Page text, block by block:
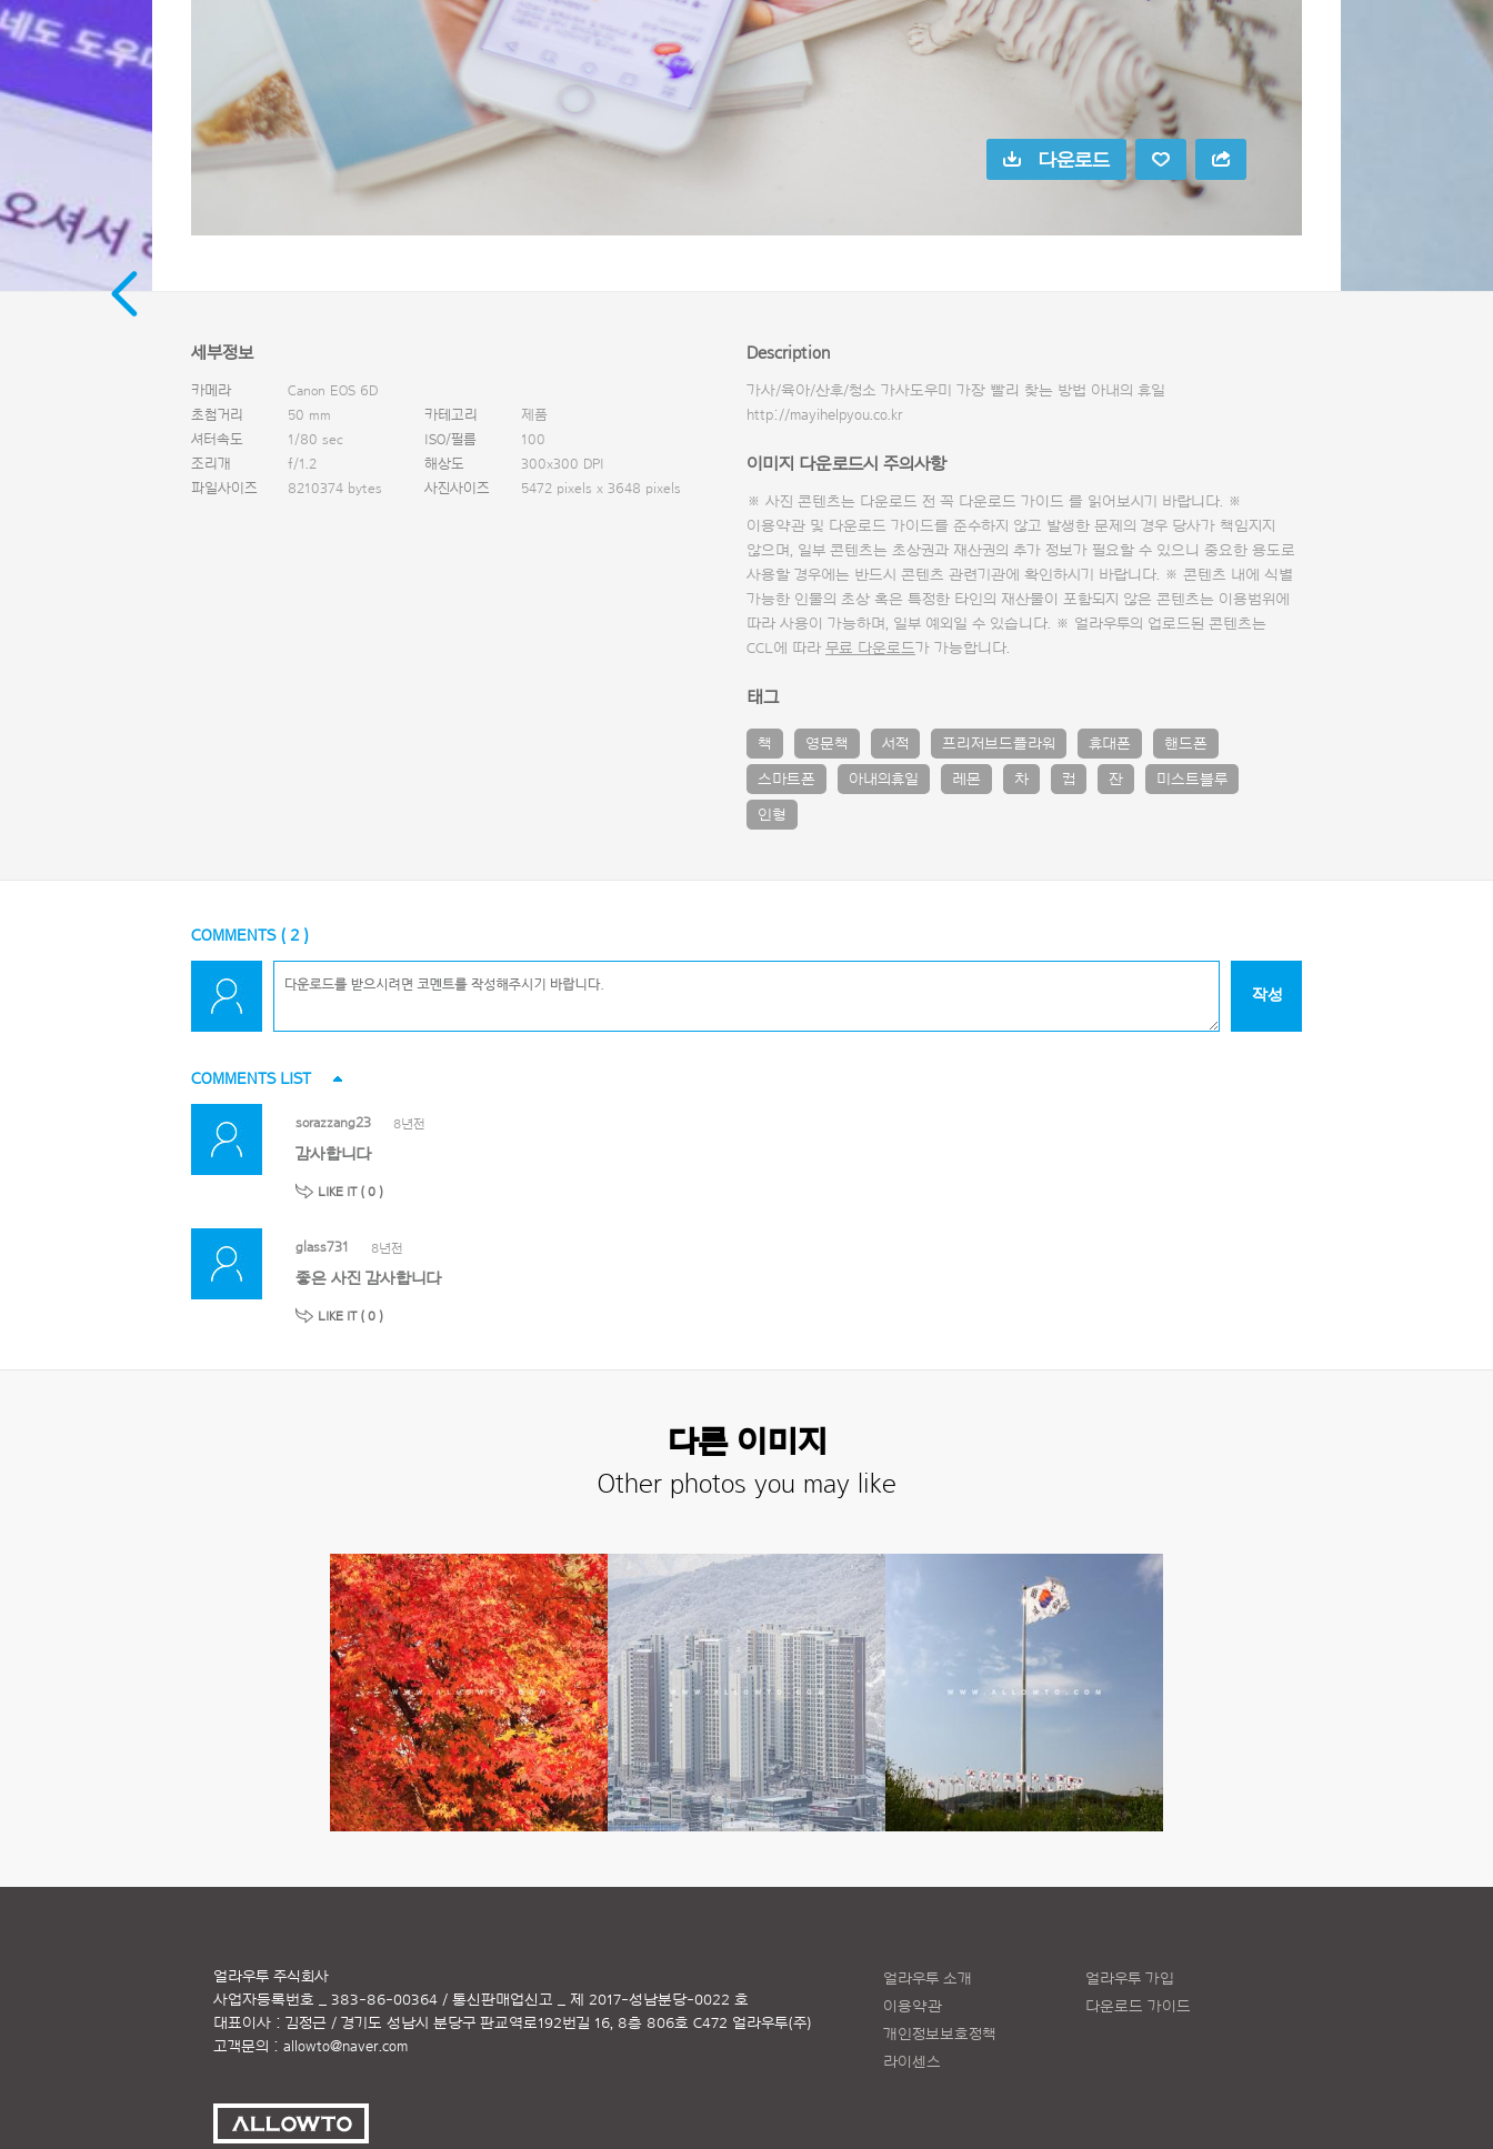
다운로드
세부정보
카메라
Canon EOS 6D
초첨거리
50 mm 카테고리
제품
셔터속도
1/80 sec ISO/필름
100
조리개
f/1.2 해상도
300x300 DPI
파일사이즈
8210374 bytes 사진사이즈 5472 pixels x 3648 pixels
Description
가사/육아/산후/청소 가사도우미 가장 빨리 찾는 방법 아내의 휴일
http://mayihelpyou.co.kr
이미지 다운로드시 주의사항
※ 사진 콘텐츠는 다운로드 전 꼭 다운로드 가이드 를 읽어보시기 바랍니다. ※
이용약관 및 다운로드 가이드를 준수하지 않고 발생한 문제의 경우 당사가 책임지지
않으며, 일부 콘텐츠는 초상권과 재산권의 추가 정보가 필요할 수 있으니 중요한 용도로
사용할 경우에는 반드시 콘텐츠 관련기관에 확인하시기 바랍니다. ※ 콘텐츠 내에 식별
가능한 인물의 초상 혹은 특정한 타인의 재산물이 포함되지 않은 콘텐츠는 이용범위에
따라 사용이 가능하며, 일부 예외일 수 있습니다. ※ 얼라우투의 업로드된 콘텐츠는
CCL에 따라 무료 다운로드가 가능합니다.
태그
책 영문책 서적 프리저브드플라워 휴대폰 핸드폰
스마트폰 아내의휴일 레몬 차 컵 잔 미스트블루
인형
COMMENTS ( 2 )
작성
COMMENTS LIST
sorazzang23 8년전
감사합니다
LIKE IT ( 0 )
glass731 8년전
좋은 사진 감사합니다
LIKE IT ( 0 )
다른 이미지
Other photos you may like
얼라우투 소개
이용약관
개인정보보호정책
라이센스
얼라우투 가입
다운로드 가이드
얼라우투 주식회사
사업자등록번호 _ 383-86-00364 / 통신판매업신고 _ 제 2017-성남분당-0022 호
대표이사 : 김정근 / 경기도 성남시 분당구 판교역로192번길 16, 8층 806호 C472 얼라우투(주)
고객문의 : allowto@naver.com